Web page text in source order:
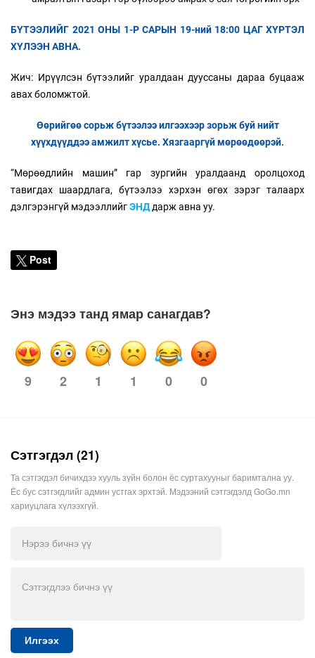
БҮТЭЭЛИЙГ 2021 ОНЫ 1-Р САРЫН 19-ний 18:00 ЦАГ ХҮРТЭЛ
ХҮЛЭЭН АВНА.
Жич: Ирүүлсэн бүтээлийг уралдаан дууссаны дараа буцааж
авах боломжтой.
Өөрийгөө сорьж бүтээлээ илгээхээр зорьж буй нийт
хүүхдүүддээ амжилт хүсье. Хязгааргүй мөрөөдөөрэй.
“Мөрөөдлийн машин” гар зургийн уралдаанд оролцоход
тавигдах шаардлага, бүтээлээ хэрхэн өгөх зэрэг талаарх
дэлгэрэнгүй мэдээллийгЭНДдарж авна уу.
Post
Энэ мэдээ танд ямар санагдав?
9 2 1 1 0 0
Сэтгэгдэл (21)
Та сэтгэгдэл бичихдээ хууль зүйн болон ёс суртахууныг баримтална уу.
Ёс бус сэтгэгдлийг админ устгах эрхтэй. Мэдээний сэтгэгдэлд GoGo.mn
хариуцлага хүлээхгүй.
Илгээх